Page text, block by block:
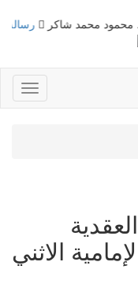
رسالة في محمد شاكر
الاثني